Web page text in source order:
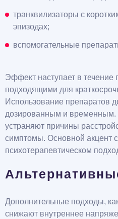
транквилизаторы с
эпизодах;
вспомогательные
Эффект наступает в течение
подходящими для
Использование препаратов
дозированным и временным.
устраняют причины
симптомы. Основной акцент
психотерапевтическом
Дополнительные подходы,
снижают внутреннее